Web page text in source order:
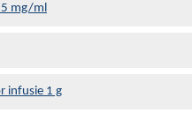
mg/ml
infusie 1 g